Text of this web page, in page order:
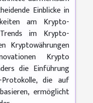
Einblicke in
am Krypto-
im Krypto-
Kryptowährungen
Krypto
die Einführung
Protokolle, die auf
ermöglicht